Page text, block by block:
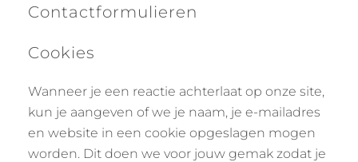
Contactformulieren
Cookies
Wanneer je een reactie achterlaat op onze site,
kun je aangeven of we je naam, je e-mailadres
en website in een cookie opgeslagen mogen
worden. Dit doen we voor jouw gemak zodat je